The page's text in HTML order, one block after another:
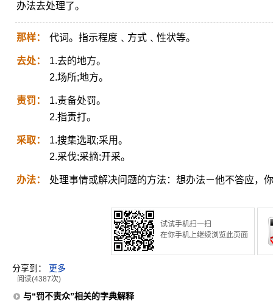
办法去处理了。
那样： 代词。指示程度﹑方式﹑性状等。
去处：
1.去的地方。
2.场所;地方。
责罚：
1.责备处罚。
2.指责打。
采取：
1.搜集选取;采用。
2.采伐;采摘;开采。
办法： 处理事情或解决问题的方法：想办法ㄧ他不答应，
试试手机扫一扫
在你手机上继续浏览此页面
分享到： 更多
阅读(4387次)
与“罚不责众”相关的字典解释